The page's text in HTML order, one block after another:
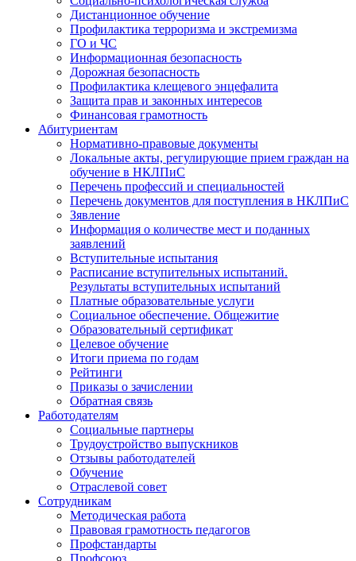
Дистанционное обучение
Профилактика терроризма и экстремизма
ГО и ЧС
Информационная безопасность
Дорожная безопасность
Профилактика клещевого энцефалита
Защита прав и законных интересов
Финансовая грамотность
Абитуриентам
Нормативно-правовые документы
Локальные акты, регулирующие прием граждан на
обучение в НКЛПиС
Перечень профессий и специальностей
Перечень документов для поступления в НКЛПиС
Зявление
Информация о количестве мест и поданных
заявлений
Вступительные испытания
Расписание вступительных испытаний.
Результаты вступительных испытаний
Платные образовательные услуги
Социальное обеспечение. Общежитие
Образовательный сертификат
Целевое обучение
Итоги приема по годам
Рейтинги
Приказы о зачислении
Обратная связь
Работодателям
Социальные партнеры
Трудоустройство выпускников
Отзывы работодателей
Обучение
Отраслевой совет
Сотрудникам
Методическая работа
Правовая грамотность педагогов
Профстандарты
Профсоюз